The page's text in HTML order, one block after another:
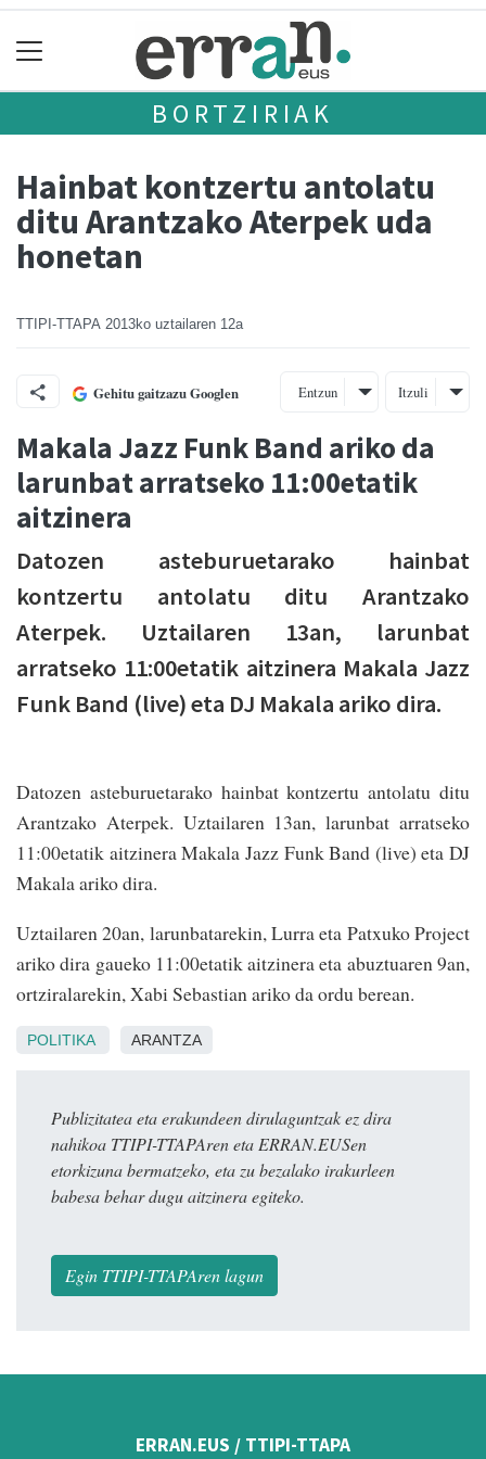
BORTZIRIAK
Hainbat kontzertu antolatu
ditu Arantzako Aterpek uda
honetan
TTIPI-TTAPA 2013ko uztailaren 12a
Gehitu gaitzazu Googlen Entzun Itzuli
Makala Jazz Funk Band ariko da
larunbat arratseko 11:00etatik
aitzinera
Datozen asteburuetarako hainbat
kontzertu antolatu ditu Arantzako
Aterpek. Uztailaren 13an, larunbat
arratseko 11:00etatik aitzinera Makala Jazz
Funk Band (live) eta DJ Makala ariko dira.
Datozen asteburuetarako hainbat kontzertu antolatu ditu
Arantzako Aterpek. Uztailaren 13an, larunbat arratseko
11:00etatik aitzinera Makala Jazz Funk Band (live) eta DJ
Makala ariko dira.
Uztailaren 20an, larunbatarekin, Lurra eta Patxuko Project
ariko dira gaueko 11:00etatik aitzinera eta abuztuaren 9an,
ortziralarekin, Xabi Sebastian ariko da ordu berean.
POLITIKA ARANTZA
Publizitatea eta erakundeen dirulaguntzak ez dira
nahikoa TTIPI-TTAPAren eta ERRAN.EUSen
etorkizuna bermatzeko, eta zu bezalako irakurleen
babesa behar dugu aitzinera egiteko.
Egin TTIPI-TTAPAren lagun
ERRAN.EUS / TTIPI-TTAPA